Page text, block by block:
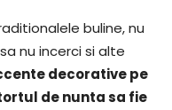
buline, nu
nu incerci si alte
decorative pe
de nunta sa fie